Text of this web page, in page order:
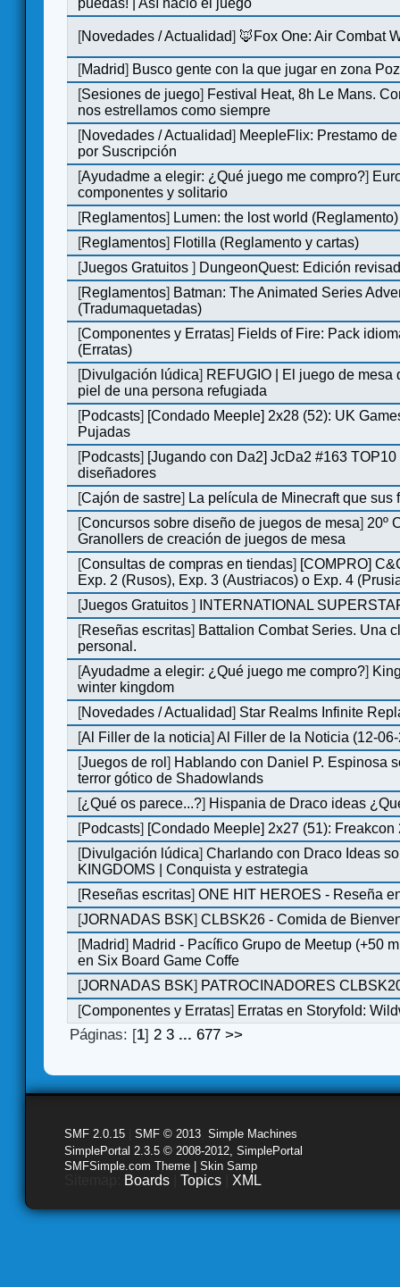
puedas! | Así nació el juego
[Novedades / Actualidad] 🦊Fox One: Air Combat
[Madrid] Busco gente con la que jugar en zona
[Sesiones de juego] Festival Heat, 8h Le Mans.
nos estrellamos como siempre
[Novedades / Actualidad] MeepleFlix: Prestamo
por Suscripción
[Ayudadme a elegir: ¿Qué juego me compro?]
componentes y solitario
[Reglamentos] Lumen: the lost world (Reglamento)
[Reglamentos] Flotilla (Reglamento y cartas)
[Juegos Gratuitos] DungeonQuest: Edición
[Reglamentos] Batman: The Animated Series
(Tradumaquetadas)
[Componentes y Erratas] Fields of Fire: Pack
(Erratas)
[Divulgación lúdica] REFUGIO | El juego de mesa
piel de una persona refugiada
[Podcasts] [Condado Meeple] 2x28 (52): UK
Pujadas
[Podcasts] [Jugando con Da2] JcDa2 #163
diseñadores
[Cajón de sastre] La película de Minecraft que sus
[Concursos sobre diseño de juegos de mesa] 20º
Granollers de creación de juegos de mesa
[Consultas de compras en tiendas] [COMPRO]
Exp. 2 (Rusos), Exp. 3 (Austriacos) o Exp. 4
[Juegos Gratuitos]
INTERNATIONAL
[Reseñas escritas] Battalion Combat Series. Una
personal.
[Ayudadme a elegir: ¿Qué juego me compro?]
winter kingdom
[Novedades / Actualidad] Star Realms Infinite
[Al Filler de la noticia]Al Filler de la Noticia (12-
[Juegos de rol] Hablando con Daniel P. Espinosa
terror gótico de Shadowlands
[¿Qué os parece...?] Hispania de Draco ideas
[Podcasts] [Condado Meeple] 2x27 (51): Freakcon
[Divulgación lúdica]Charlando con Draco Ideas
KINGDOMS | Conquista y estrategia
[Reseñas escritas]ONE HIT HEROES - Reseña
[JORNADAS BSK]CLBSK26 - Comida de
[Madrid] Madrid - Pacífico Grupo de Meetup (+50
en Six Board Game Coffe
[JORNADAS BSK] PATROCINADORES
[Componentes y Erratas] Erratas en Storyfold:
Páginas: [1]2 3 ...677 >>
SMF 2.0.15 SMF © 2013 Simple Machines
SimplePortal 2.3.5 © 2008-2012, SimplePortal
SMFSimple.com Theme | Skin Samp
Boards Topics XML